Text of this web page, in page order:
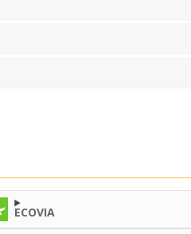
ECOVIA